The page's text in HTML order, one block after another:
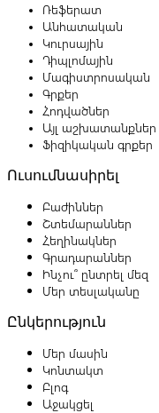
Ռեֆերատ
Անհատական
Կուրսային
Դիպլոմային
Մագիստրոսական
Գրքեր
Հոդվածներ
Այլ աշխատանքներ
Ֆիզիկական գրքեր
Ուսումնասիրել
Բաժիններ
Շտեմարաններ
Հեղինակներ
Գրադարաններ
Ինչու՞ ընտրել մեզ
Մեր տեսլականը
Ընկերություն
Մեր մասին
Կոնտակտ
Բլոգ
Աջակցել